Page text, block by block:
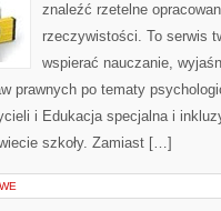
znaleźć rzetelne
rzeczywistości. To serwis
wspierać nauczanie,
prawnych po tematy
i Edukacja specjalna i
szkoły. Zamiast […]